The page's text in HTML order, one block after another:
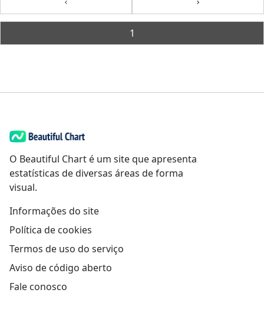
Previous
Next
1
O Beautiful Chart é um site que apresenta
estatísticas de diversas áreas de forma
visual.
Informações do site
Política de cookies
Termos de uso do serviço
Aviso de código aberto
Fale conosco